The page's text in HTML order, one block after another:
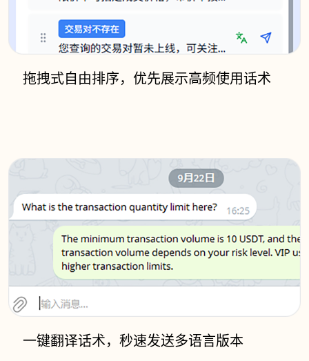
拖拽式自由排序，优先展示高频使用话术
一键翻译话术，秒速发送多语言版本